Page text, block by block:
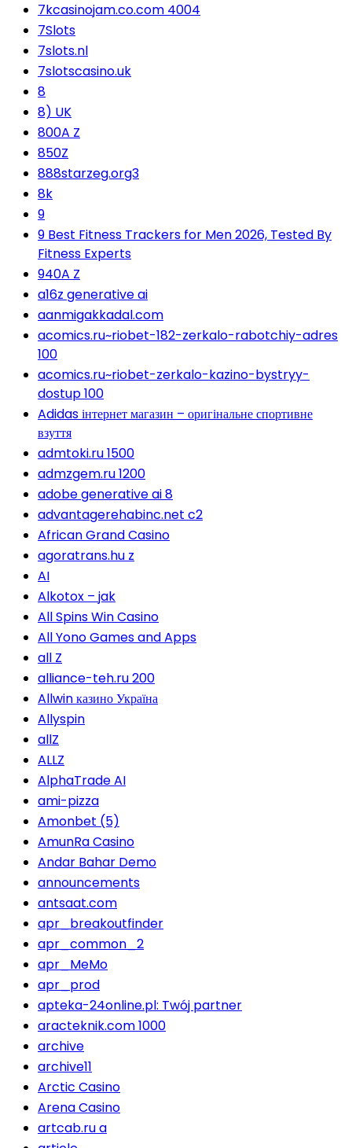
7kcasinojam.co.com 4004
7Slots
7slots.nl
7slotscasino.uk
8
8) UK
800A Z
850Z
888starzeg.org3
8k
9
9 Best Fitness Trackers for Men 2026, Tested By
Fitness Experts
940A Z
a16z generative ai
aanmigakkadal.com
acomics.ru~riobet-182-zerkalo-rabotchiy-adres
100
acomics.ru~riobet-zerkalo-kazino-bystryy-
dostup 100
Adidas інтернет магазин – оригінальне спортивне
взуття
admtoki.ru 1500
admzgem.ru 1200
adobe generative ai 8
advantagerehabinc.net c2
African Grand Casino
agoratrans.hu z
AI
Alkotox – jak
All Spins Win Casino
All Yono Games and Apps
all Z
alliance-teh.ru 200
Allwin казино Україна
Allyspin
allZ
ALLZ
AlphaTrade AI
ami-pizza
Amonbet (5)
AmunRa Casino
Andar Bahar Demo
announcements
antsaat.com
apr_breakoutfinder
apr_common_2
apr_MeMo
apr_prod
apteka-24online.pl: Twój partner
aracteknik.com 1000
archive
archive11
Arctic Casino
Arena Casino
artcab.ru a